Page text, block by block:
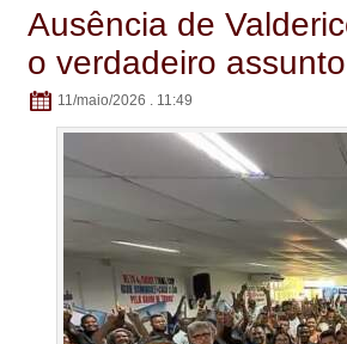
Ausência de
o verdadeiro
11/maio/2026 . 11:49